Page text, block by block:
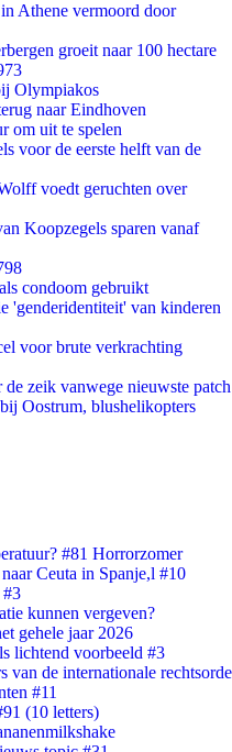
Athene vermoord door
groeit naar 100 hectare
Olympiakos
naar Eindhoven
om uit te spelen
voor de eerste helft van de
voedt geruchten over
Koopzegels sparen vanaf
condoom gebruikt
'genderidentiteit' van kinderen
voor brute verkrachting
zeik vanwege nieuwste patch
Oostrum, blushelikopters
#81 Horrorzomer
Ceuta in Spanje,l #10
#3
kunnen vergeven?
gehele jaar 2026
lichtend voorbeeld #3
de internationale rechtsorde
#11
(10 letters)